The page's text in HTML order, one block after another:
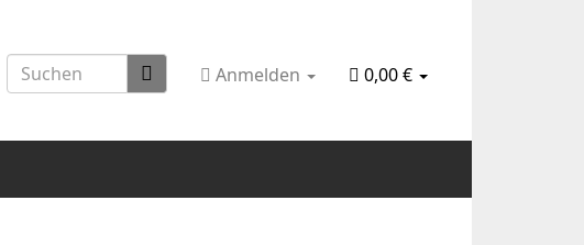
Anmelden 0,00 €